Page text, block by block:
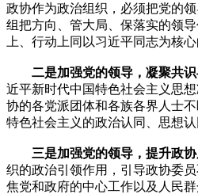
政协作为政治组织，必须把党的
组把方向、管大局、保落实的领
上、行动上同以习近平同志为核
二是加强党的领导，凝聚共识
近平新时代中国特色社会主义思
协的各党派团体和各族各界人士
特色社会主义的政治认同、思想
三是加强党的领导，提升政协
织的政治引领作用，引导政协委
焦党和政府的中心工作以及人民